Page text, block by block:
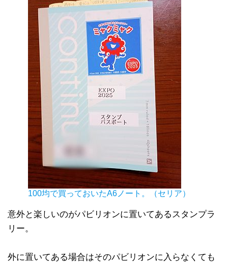
100均で買っておいたA6ノート。（セリア）
意外と楽しいのがパビリオンに置いてあるスタンプラ
リー。
外に置いてある場合はそのパビリオンに入らなくても